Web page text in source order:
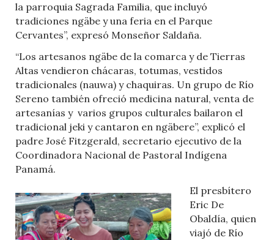
la parroquia Sagrada Familia, que incluyó
tradiciones ngäbe y una feria en el Parque
Cervantes”, expresó Monseñor Saldaña.
“Los artesanos ngäbe de la comarca y de Tierras
Altas vendieron chácaras, totumas, vestidos
tradicionales (nauwa) y chaquiras. Un grupo de Río
Sereno también ofreció medicina natural, venta de
artesanías y varios grupos culturales bailaron el
tradicional jeki y cantaron en ngäbere”, explicó el
padre José Fitzgerald, secretario ejecutivo de la
Coordinadora Nacional de Pastoral Indígena
Panamá.
El presbítero
Eric De
Obaldía, quien
viajó de Río